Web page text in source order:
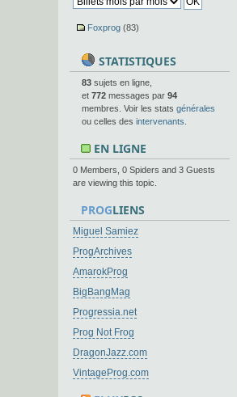
Foxprog (83)
STATISTIQUES
83 sujets en ligne,
et 772 messages par 94
membres. Voir les stats générales
ou celles des intervenants
EN LIGNE
0 Members, 0 Spiders and 3 Guests
are viewing this topic.
PROGLIENS
Miguel Samiez
ProgArchives
AmarokProg
BigBangMag
Progressia.net
Prog Not Frog
DragonJazz.com
VintageProg.com